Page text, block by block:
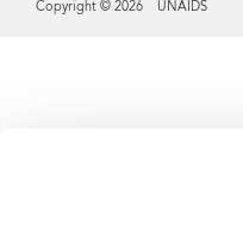
Copyright © 2026 UNAIDS